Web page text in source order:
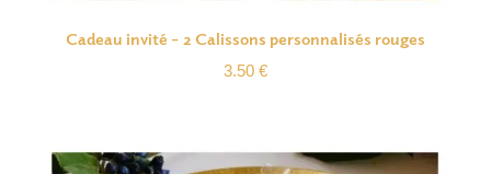
Cadeau invité – 2 Calissons personnalisés rouges
3.50 €